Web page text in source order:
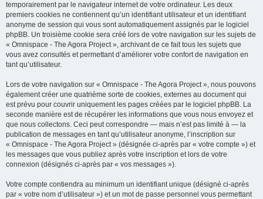
temporairement par le navigateur internet de votre ordinateur. Les deux
premiers cookies ne contiennent qu’un identifiant utilisateur et un identifiant
anonyme de session qui vous sont automatiquement assignés par le logiciel
phpBB. Un troisième cookie sera créé lors de votre navigation sur les sujets de
« Omnispace - The Agora Project », archivant de ce fait tous les sujets que
vous avez consultés et permettant d’améliorer votre confort de navigation en
tant qu’utilisateur.
Lors de votre navigation sur « Omnispace - The Agora Project », nous pouvons
également créer une quatrième sorte de cookies, externes au document qui
est prévu pour couvrir uniquement les pages créées par le logiciel phpBB. La
seconde manière est de récupérer les informations que vous nous envoyez et
que nous collectons. Ceci peut correspondre — mais n’est pas limité à — la
publication de messages en tant qu’utilisateur anonyme, l’inscription sur
« Omnispace - The Agora Project » (désignée ci-après par « votre compte ») et
les messages que vous publiez après votre inscription et lors de votre
connexion (désignés ci-après par « vos messages »).
Votre compte contiendra au minimum un identifiant unique (désigné ci-après
par « votre nom d’utilisateur ») et un mot de passe personnel vous permettant